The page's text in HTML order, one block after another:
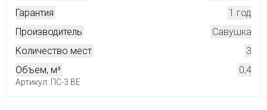
Гарантия
1 год
Производитель
Савушка
Количество мест
3
Объем, м³
0,4
Артикул: ПС-3 ВЕ